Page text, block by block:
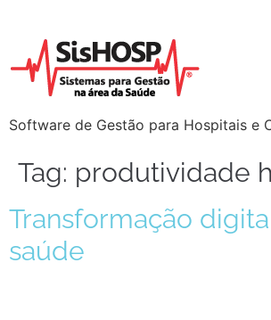
Software de Gestão para Hospitais e
Tag: produtividade
Transformação
saúde